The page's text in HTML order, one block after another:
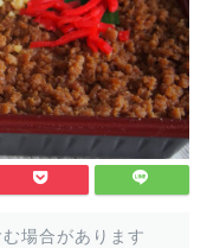
場合があります